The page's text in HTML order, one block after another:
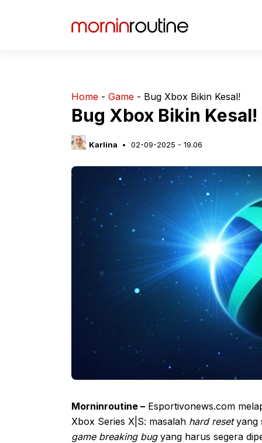
Home - Game - Bug Xbox Bikin Kesal!
Bug Xbox Bikin Kesal!
Karlina 02-09-2025 - 19.06
Morninroutine – Esportivonews.com
Xbox Series X|S: masalah hard resetyang
game breaking bugyang harus segera